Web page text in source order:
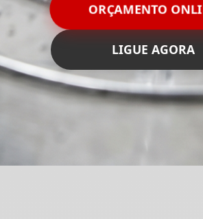
ORÇAMENTO
LIGUE AGORA